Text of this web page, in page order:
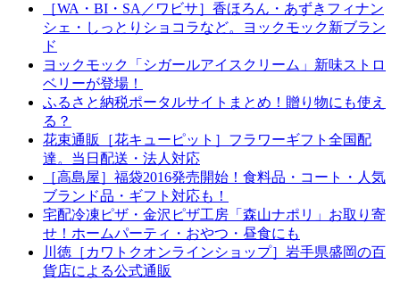
［WA・BI・SA／ワビサ］香ほろん・あずきフィナン
シェ・しっとりショコラなど。ヨックモック新ブラン
ド
ヨックモック「シガールアイスクリーム」新味ストロ
ベリーが登場！
ふるさと納税ポータルサイトまとめ！贈り物にも使え
る？
花束通販［花キューピット］フラワーギフト全国配
達。当日配送・法人対応
［高島屋］福袋2016発売開始！食料品・コート・人気
ブランド品・ギフト対応も！
宅配冷凍ピザ・金沢ピザ工房「森山ナポリ」お取り寄
せ！ホームパーティ・おやつ・昼食にも
川徳［カワトクオンラインショップ］岩手県盛岡の百
貨店による公式通販